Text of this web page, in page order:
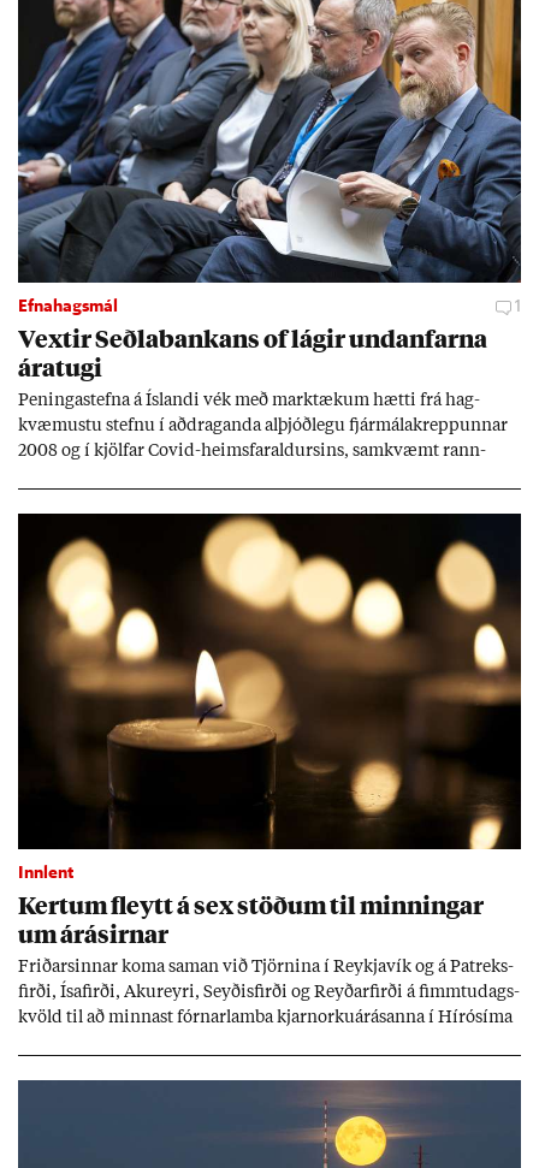
Efnahagsmál 1
Vext­ir Seðla­bank­ans of lág­ir und­an­farna
ára­tugi
Pen­inga­stefna á Ís­landi vék með mark­tæk­um hætti frá hag­
kvæm­ustu stefnu í að­drag­anda al­þjóð­legu fjár­málakrepp­unn­ar
2008 og í kjöl­far Covid-heims­far­ald­urs­ins, sam­kvæmt rann­
Innlent
Kert­um fleytt á sex stöð­um til minn­ing­ar
um árás­irn­ar
Frið­arsinn­ar koma sam­an við Tjörn­ina í Reykja­vík og á Pat­reks­
firði, Ísa­firði, Ak­ur­eyri, Seyð­is­firði og Reyð­ar­firði á fimmtu­dags­
kvöld til að minn­ast fórn­ar­lamba kjarn­orku­árás­anna í Hírósíma